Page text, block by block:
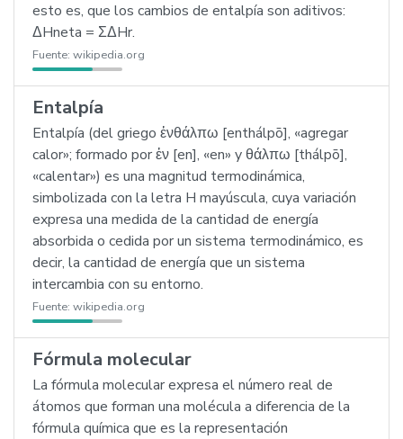
esto es, que los cambios de entalpía son aditivos:
ΔHneta = ΣΔHr.
Fuente: wikipedia.org
Entalpía
Entalpía (del griego ἐνθάλπω [enthálpō], «agregar
calor»; formado por ἐν [en], «en» y θάλπω [thálpō],
«calentar») es una magnitud termodinámica,
simbolizada con la letra H mayúscula, cuya variación
expresa una medida de la cantidad de energía
absorbida o cedida por un sistema termodinámico, es
decir, la cantidad de energía que un sistema
intercambia con su entorno.
Fuente: wikipedia.org
Fórmula molecular
La fórmula molecular expresa el número real de
átomos que forman una molécula a diferencia de la
fórmula química que es la representación